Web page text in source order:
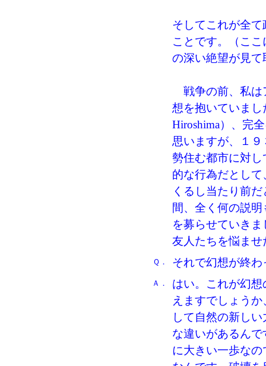
そしてこれが全
ことです。（こ
の深い絶望が見て
戦争の前、私は
想を抱いていまし
Hiroshima）、完
思いますが、１
勢住む都市に対
的な行為だとし
くるし当たり前
間、全く何の説
を募らせていき
友人たちを悩ませ
Ｑ． それで幻想が終わ
Ａ．
はい。これが幻
えますでしょう
して自然の新し
な違いがあるん
に大きい一歩な